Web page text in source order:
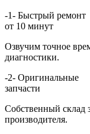
-1- Быстрый ремонт
от 10 минут
Озвучим точное
диагностики.
-2- Оригинальные
запчасти
Собственный склад
производителя.